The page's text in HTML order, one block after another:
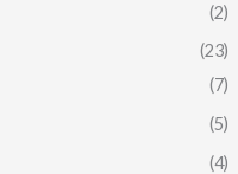
(2)
(23)
(7)
(5)
(4)